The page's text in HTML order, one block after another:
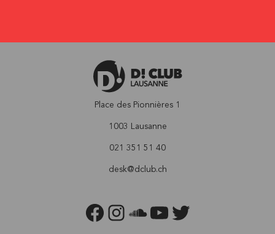
Place des Pionnières 1
1003 Lausanne
021 351 51 40
desk@dclub.ch
FACEBOOKINSTAGRAM
SOUNDCLOUD
YOUTUBETWITTER